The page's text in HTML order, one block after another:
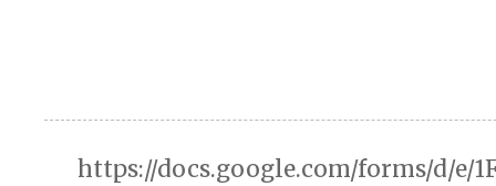
https://docs.google.com/forms/d/e/